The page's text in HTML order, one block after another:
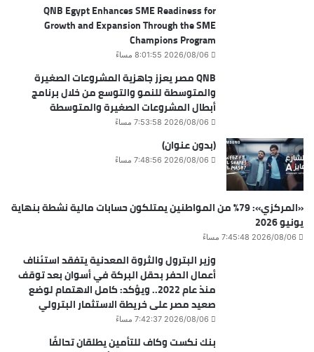
QNB Egypt Enhances SME Readiness for
Growth and Expansion Through the SME
Champions Program
2026/08/06 8:01:55 مساءً
QNB مصر يعزز جاهزية المشروعات الصغيرة
والمتوسطة للنمو والتوسع من خلال برنامج
أبطال المشروعات الصغيرة والمتوسطة
2026/08/06 7:53:58 مساءً
(بدون عنوان)
2026/08/06 7:48:56 مساءً
«المركزي»: 79% من المواطنين يمتلكون حسابات مالية نشطة بنهاية
يونيو 2026
2026/08/06 7:45:48 مساءً
وزير البترول والثروة المعدنية يتفقد استئناف
أعمال الحفر بحقل البركة في أسوان بعد توقف
منذ عام 2022.. ويؤكد: كامل الاهتمام لوضع
صعيد مصر على خريطة الاستثمار البترولي
2026/08/06 7:42:37 مساءً
بنك نكست وكاف للتأمين يطلقان تحالفًا